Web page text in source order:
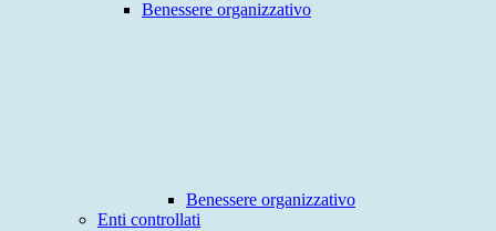
Benessere organizzativo
Benessere organizzativo
Enti controllati